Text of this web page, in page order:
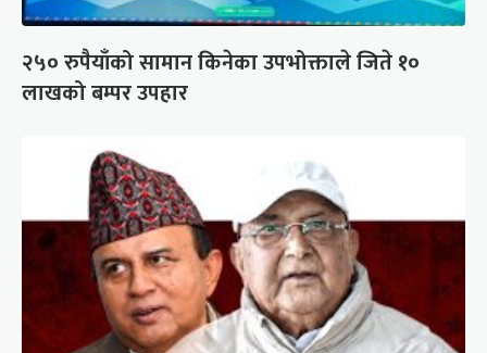
२५० रुपैयाँको सामान किनेका उपभोक्ताले जिते १०
लाखको बम्पर उपहार